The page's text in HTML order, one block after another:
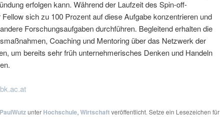
erfolgen kann. Während der Laufzeit des Spin-off-
sich zu 100 Prozent auf diese Aufgabe konzentrieren und
Forschungsaufgaben durchführen. Begleitend erhalten die
Coaching und Mentoring über das Netzwerk der
um bereits sehr früh unternehmerisches Denken und Handeln
PaulWutzunter Hochschule,Wirtschaftveröffentlicht. Setze ein Lesezeichen für